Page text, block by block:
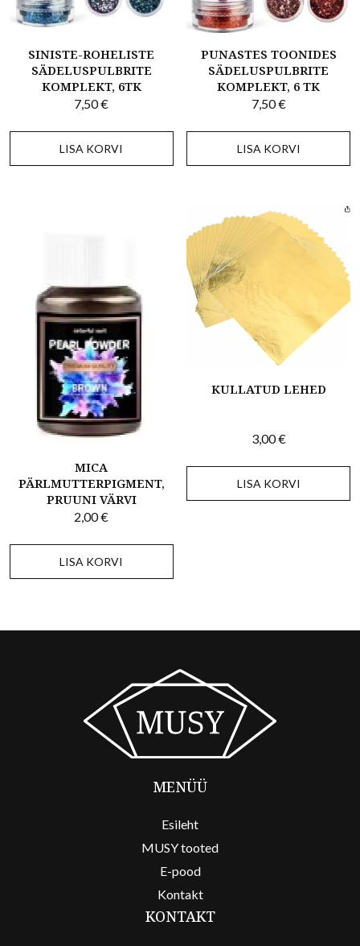
SINISTE-ROHELISTE
SÄDELUSPULBRITE
KOMPLEKT, 6TK
7,50€
LISA KORVI
PUNASTES TOONIDES
SÄDELUSPULBRITE
KOMPLEKT, 6 TK
7,50€
LISA KORVI
MICA
PÄRLMUTTERPIGMENT,
PRUUNI VÄRVI
2,00€
LISA KORVI
KULLATUD LEHED
3,00€
LISA KORVI
MENÜÜ
Esileht
MUSY tooted
E-pood
Kontakt
KONTAKT